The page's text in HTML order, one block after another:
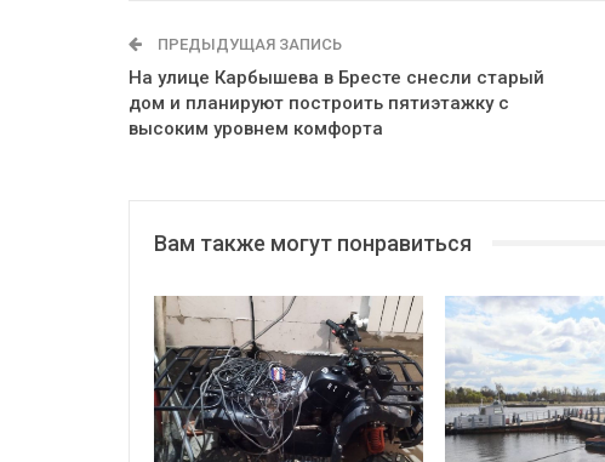
ПРЕДЫДУЩАЯ ЗАПИСЬ
На улице Карбышева в Бресте снесли старый
дом и планируют построить пятиэтажку с
высоким уровнем комфорта
Вам также могут понравиться